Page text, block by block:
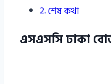
শেষ কথা
এসএসসি ঢাকা